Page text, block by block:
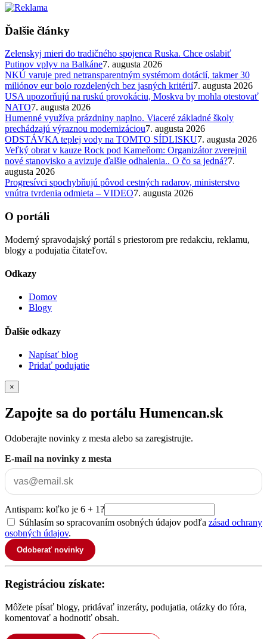
Ďalšie články
Zelenskyj mieri do tradičného spojenca Ruska. Chce oslabiť
Putinov vplyv na Balkáne7. augusta 2026
NKÚ varuje pred netransparentným systémom dotácií, takmer 30
miliónov eur bolo rozdelených bez jasných kritérií7. augusta 2026
USA upozorňujú na ruskú provokáciu, Moskva by mohla otestovať
NATO7. augusta 2026
Humenné využíva prázdniny naplno. Viaceré základné školy
prechádzajú výraznou modernizáciou7. augusta 2026
ODSTÁVKA teplej vody na TOMTO SÍDLISKU7. augusta 2026
Veľký obrat v kauze Rock pod Kameňom: Organizátor zverejnil
nové stanovisko a avizuje ďalšie odhalenia.. O čo sa jedná?7.
augusta 2026
Progresívci spochybňujú pôvod cestných radarov, ministerstvo
vnútra tvrdenia odmieta – VIDEO7. augusta 2026
O portáli
Moderný spravodajský portál s priestorom pre redakciu, reklamu,
blogy a podujatia čitateľov.
Odkazy
Domov
Blogy
Ďalšie odkazy
Napísať blog
Pridať podujatie
×
Zapojte sa do portálu Humencan.sk
Odoberajte novinky z mesta alebo sa zaregistrujte.
E-mail na novinky z mesta
Antispam: koľko je 6 + 1?
Súhlasím so spracovaním osobných údajov podľa zásad ochrany
osobných údajov.
Odoberať novinky
Registráciou získate:
Môžete písať blogy, pridávať inzeráty, podujatia, otázky do fóra,
komentovať a hodnotiť obsah.